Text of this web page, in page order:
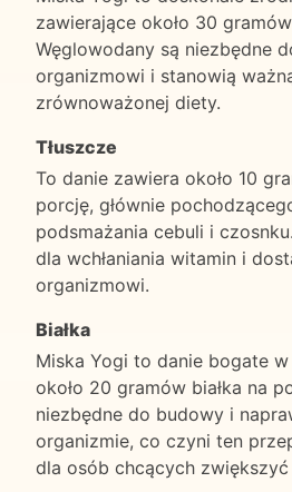
zawierające około 30
Węglowodany są niezbędne
organizmowi i stanowią
zrównoważonej diety.
Tłuszcze
To danie zawiera około 10
porcję, głównie
podsmażania cebuli i
dla wchłaniania witamin i
organizmowi.
Białka
Miska Yogi to danie bogate w
około 20 gramów białka na
niezbędne do budowy i
organizmie, co czyni ten
dla osób chcących zwiększyć